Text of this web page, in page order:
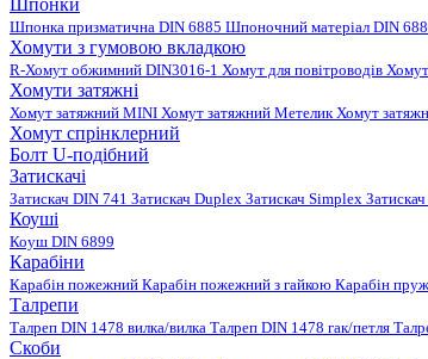
Шпонки
Шпонка призматична DIN 6885 Шпоночний матеріал DIN
Хомути з гумовою вкладкою
R-Хомут обжимний DIN3016-1 Хомут для повітроводів
Хомути затяжні
Хомут затяжний MINI Хомут затяжний МетеликХомут
Хомут спрінклерний
Болт U-подібний
Затискачі
Затискач DIN 741 Затискач Duplex Затискач Simplex
Коуші
Коуш DIN 6899
Карабіни
Карабін пожежний Карабін пожежний з гайкою Карабін
Талрепи
Талреп DIN 1478 вилка/вилка Талреп DIN 1478 гак/петля
Скоби